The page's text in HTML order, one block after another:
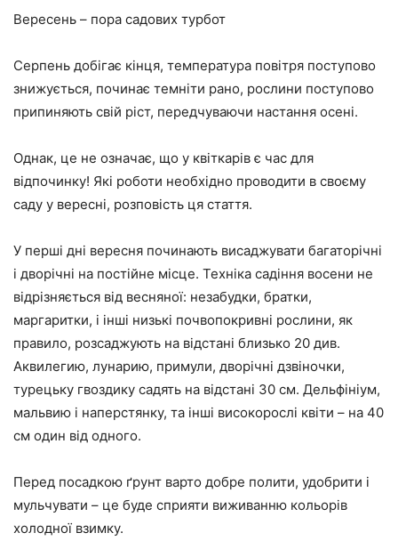
Вересень – пора садових турбот
Серпень добігає кінця, температура повітря поступово
знижується, починає темніти рано, рослини поступово
припиняють свій ріст, передчуваючи настання осені.
Однак, це не означає, що у квіткарів є час для
відпочинку! Які роботи необхідно проводити в своєму
саду у вересні, розповість ця стаття.
У перші дні вересня починають висаджувати багаторічні
і дворічні на постійне місце. Техніка садіння восени не
відрізняється від весняної: незабудки, братки,
маргаритки, і інші низькі почвопокривні рослини, як
правило, розсаджують на відстані близько 20 див.
Аквилегию, лунарию, примули, дворічні дзвіночки,
турецьку гвоздику садять на відстані 30 см. Дельфініум,
мальвию і наперстянку, та інші високорослі квіти – на 40
см один від одного.
Перед посадкою ґрунт варто добре полити, удобрити і
мульчувати – це буде сприяти виживанню кольорів
холодної взимку.